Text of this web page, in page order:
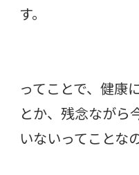
す。
ってことで、健康
とか、残念ながら
いないってことな